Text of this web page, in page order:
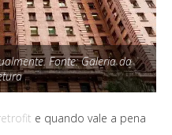
Fonte: Galeria da
e quando vale a pena